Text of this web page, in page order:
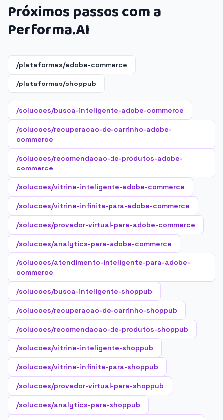
Próximos passos com a
Performa.AI
/plataformas/adobe-commerce
/plataformas/shoppub
/solucoes/busca-inteligente-adobe-commerce
/solucoes/recuperacao-de-carrinho-adobe-
commerce
/solucoes/recomendacao-de-produtos-adobe-
commerce
/solucoes/vitrine-inteligente-adobe-commerce
/solucoes/vitrine-infinita-para-adobe-commerce
/solucoes/provador-virtual-para-adobe-commerce
/solucoes/analytics-para-adobe-commerce
/solucoes/atendimento-inteligente-para-adobe-
commerce
/solucoes/busca-inteligente-shoppub
/solucoes/recuperacao-de-carrinho-shoppub
/solucoes/recomendacao-de-produtos-shoppub
/solucoes/vitrine-inteligente-shoppub
/solucoes/vitrine-infinita-para-shoppub
/solucoes/provador-virtual-para-shoppub
/solucoes/analytics-para-shoppub